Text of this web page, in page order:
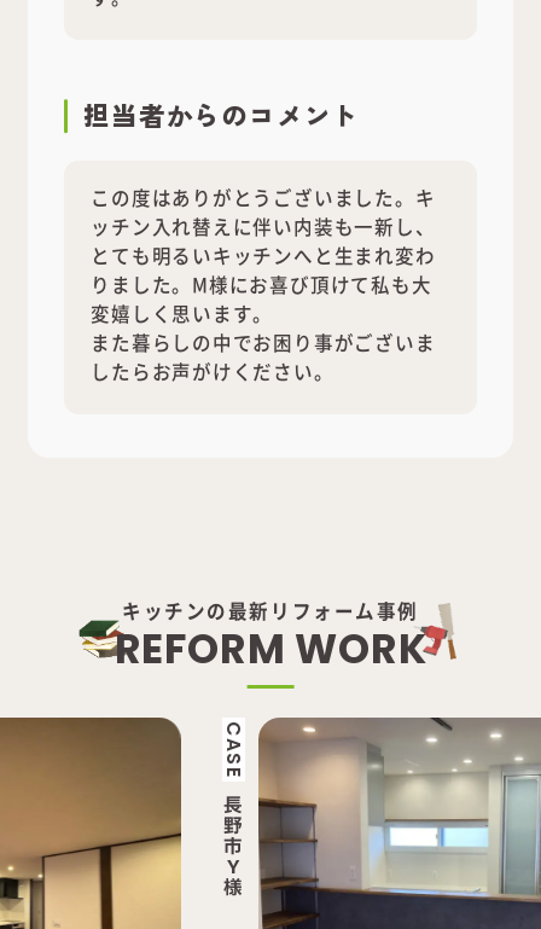
担当者からのコメント
この度はありがとうございました。キ
ッチン入れ替えに伴い内装も一新し、
とても明るいキッチンへと生まれ変わ
りました。M様にお喜び頂けて私も大
変嬉しく思います。
また暮らしの中でお困り事がございま
したらお声がけください。
キッチンの最新リフォーム事例
REFORM WORK
市
Y
様